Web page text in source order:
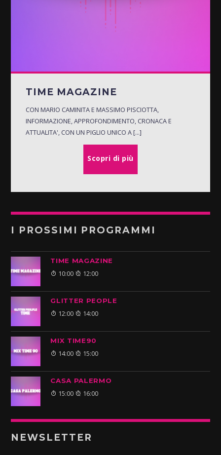
TIME MAGAZINE
CON MARIO CAMINITA E MASSIMO PISCIOTTA,
INFORMAZIONE, APPROFONDIMENTO, CRONACA E
ATTUALITA', CON UN PIGLIO UNICO A [...]
Scopri di più
I PROSSIMI PROGRAMMI
TIME MAGAZINE
10:00 12:00
GLITTER PEOPLE
12:00 14:00
MIX TIME90
14:00 15:00
CASA PALERMO
15:00 16:00
NEWSLETTER